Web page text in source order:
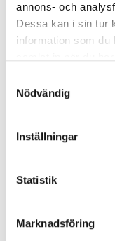
annons- och
Dessa kan i sin tur
information som du
Nödvändig
Inställningar
Statistik
Marknadsföring
Pay & Collect in your
Other